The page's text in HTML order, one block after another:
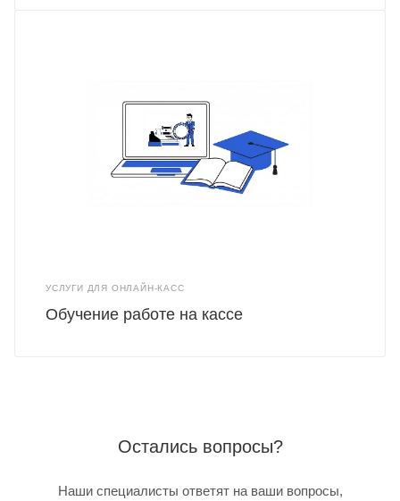
УСЛУГИ ДЛЯ ОНЛАЙН-КАСС
Обучение работе на кассе
Остались вопросы?
Наши специалисты ответят на ваши вопросы,